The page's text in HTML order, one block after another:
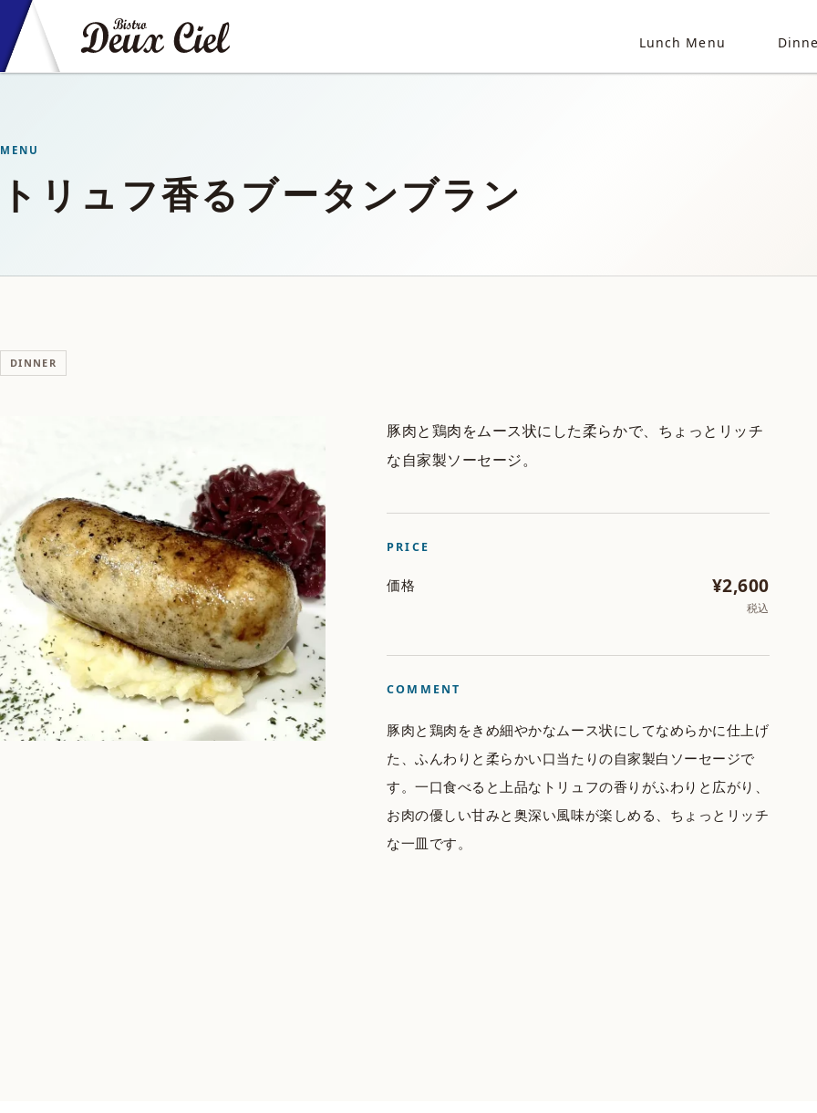
Lunch Menu
MENU
トリュフ香るブータンブラン
DINNER
豚肉と鶏肉をムース状にした柔らかで、ちょっとリッチ
な自家製ソーセージ。
PRICE
価格 ¥2,600
税込
COMMENT
豚肉と鶏肉をきめ細やかなムース状にしてなめらかに仕上げ
た、ふんわりと柔らかい口当たりの自家製白ソーセージで
す。一口食べると上品なトリュフの香りがふわりと広がり、
お肉の優しい甘みと奥深い風味が楽しめる、ちょっとリッチ
な一皿です。